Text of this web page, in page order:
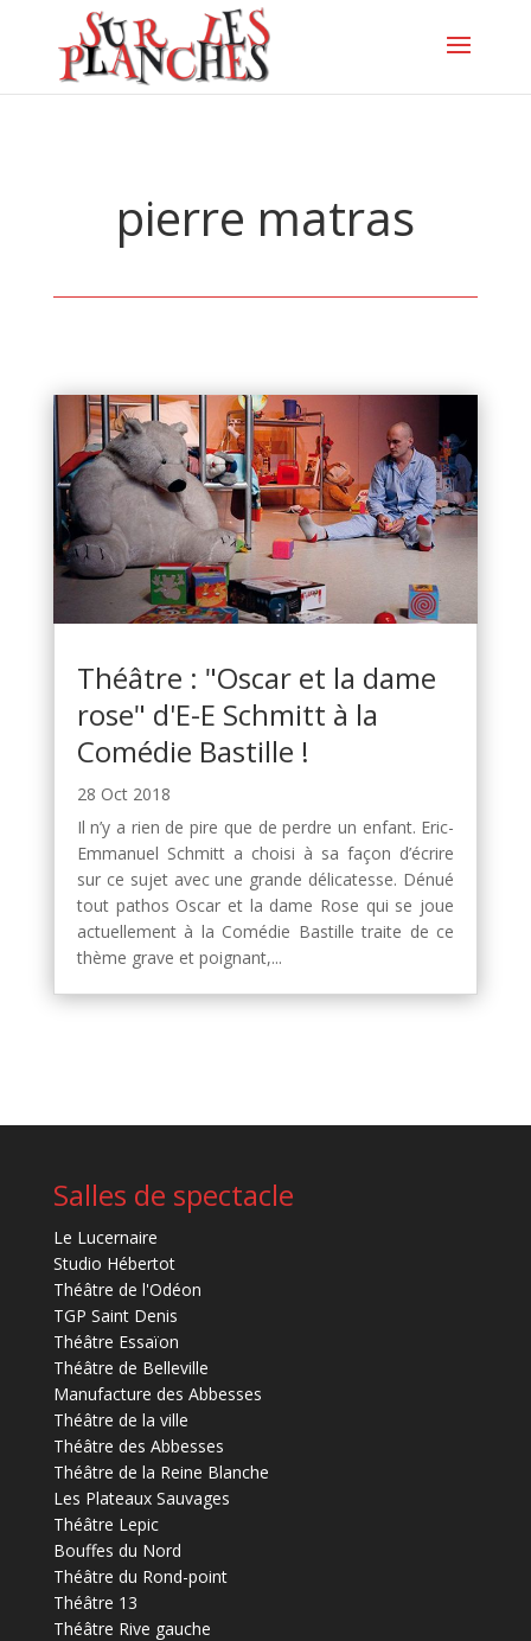
pierre matras
Théâtre : "Oscar et la dame
rose" d'E-E Schmitt à la
Comédie Bastille !
28 Oct 2018
Il n’y a rien de pire que de perdre un enfant. Eric-
Emmanuel Schmitt a choisi à sa façon d’écrire
sur ce sujet avec une grande délicatesse. Dénué
tout pathos Oscar et la dame Rose qui se joue
actuellement à la Comédie Bastille traite de ce
thème grave et poignant,...
Salles de spectacle
Le Lucernaire
Studio Hébertot
Théâtre de l'Odéon
TGP Saint Denis
Théâtre Essaïon
Théâtre de Belleville
Manufacture des Abbesses
Théâtre de la ville
Théâtre des Abbesses
Théâtre de la Reine Blanche
Les Plateaux Sauvages
Théâtre Lepic
Bouffes du Nord
Théâtre du Rond-point
Théâtre 13
Théâtre Rive gauche